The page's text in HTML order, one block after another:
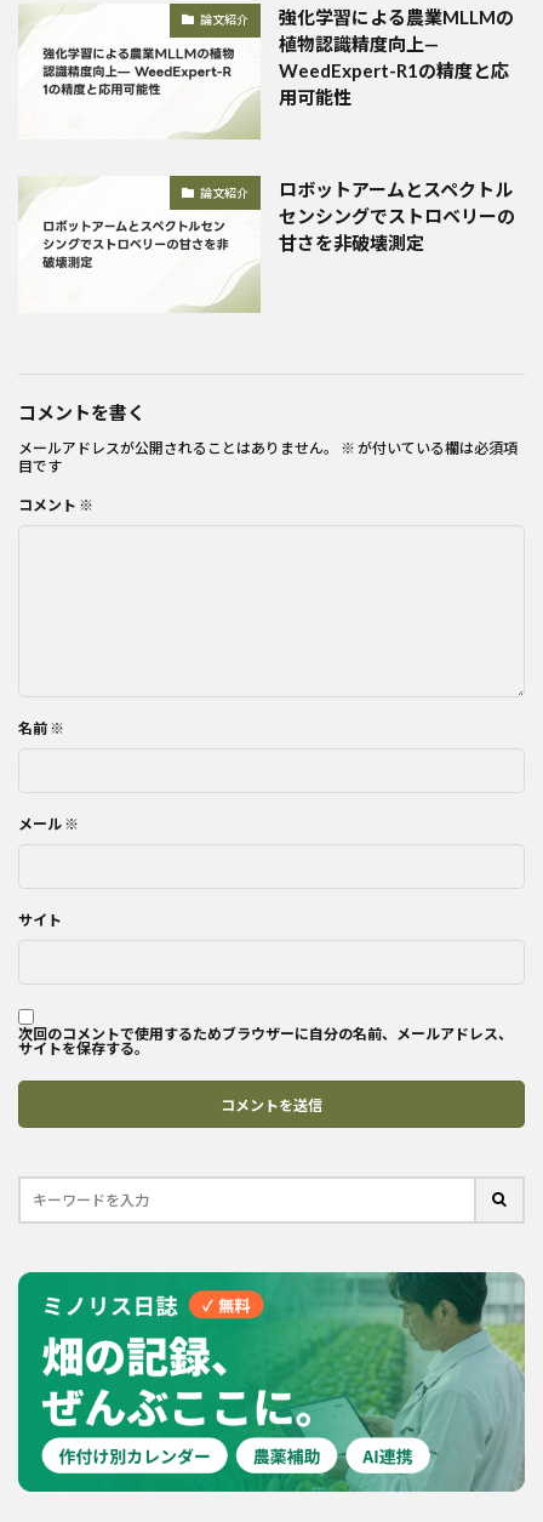
論文紹介
強化学習による農業MLLMの
植物認識精度向上—
WeedExpert-R1の精度と応
用可能性
論文紹介
ロボットアームとスペクトル
センシングでストロベリーの
甘さを非破壊測定
コメントを書く
メールアドレスが公開されることはありません。 ※ が付いている欄は必須項
目です
コメント ※
名前 ※
メール ※
サイト
次回のコメントで使用するためブラウザーに自分の名前、メールアドレス、
サイトを保存する。